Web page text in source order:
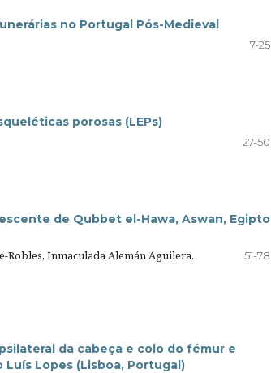
no Portugal Pós-Medieval
7-25
porosas (LEPs)
27-50
de Qubbet el-Hawa, Aswan, Egipto
Robles, Inmaculada Alemán Aguilera,
51-78
da cabeça e colo do fémur e
Lopes (Lisboa, Portugal)